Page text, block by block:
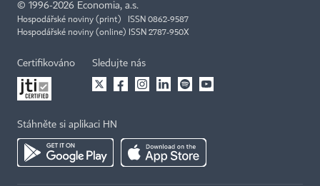
© 1996-2026 Economia, a.s.
Hospodářské noviny (print) ISSN 0862-9587
Hospodářské noviny (online) ISSN 2787-950X
Certifikováno Sledujte nás
Stáhněte si aplikaci HN